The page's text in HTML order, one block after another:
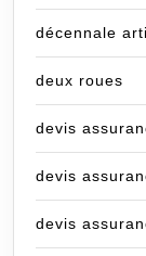
décennale
deux roues
devis
devis
devis